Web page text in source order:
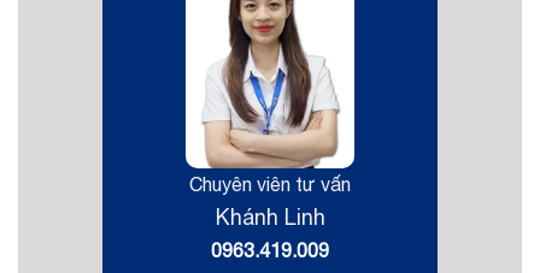
Chuyên viên tư vấn
Khánh Linh
0963.419.009